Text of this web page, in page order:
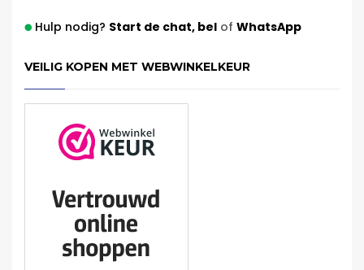
Hulp nodig? Start de chat,belof WhatsApp
VEILIG KOPEN MET WEBWINKELKEUR